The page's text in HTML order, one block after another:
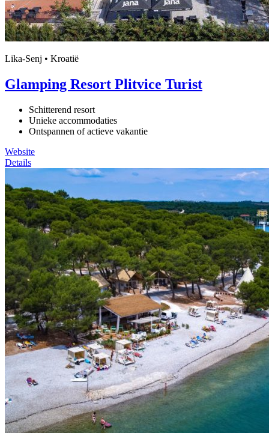
Lika-Senj • Kroatië
Glamping Resort Plitvice Turist
Schitterend resort
Unieke accommodaties
Ontspannen of actieve vakantie
Website
Details